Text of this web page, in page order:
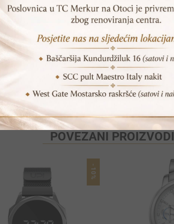
ES3204
Print Pošalji prijatelju
POVEZANI PROIZVODI
-10%